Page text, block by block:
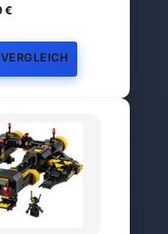
€